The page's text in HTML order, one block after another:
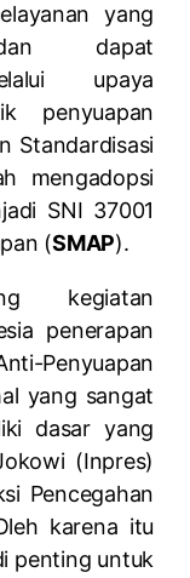
yang
dapat
upaya
penyuapan
Standardisasi
mengadopsi
SNI 37001
(SMAP).
kegiatan
penerapan
Penyuapan
yang sangat
dasar yang
(Inpres)
Pencegahan
karena itu
penting untuk